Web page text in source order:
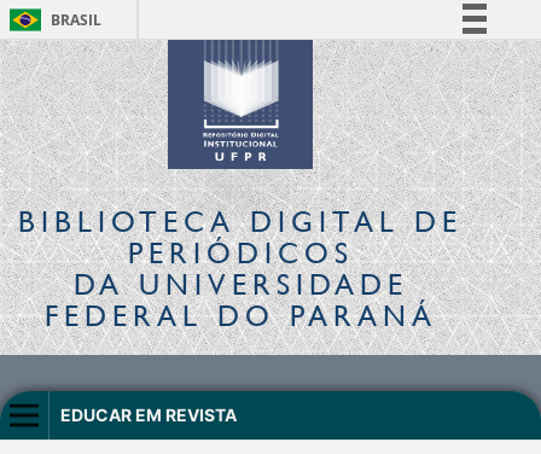
BRASIL
Simplifique!
Comunica BR
Participe
Acesso à informação
Legislação
Canais
BIBLIOTECA DIGITALDE
PERIÓDICOS
DA UNIVERSIDADE
FEDERAL DO PARANÁ
EDUCAR EM REVISTA